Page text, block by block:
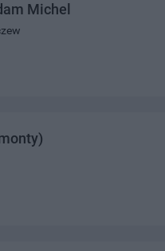
Michel